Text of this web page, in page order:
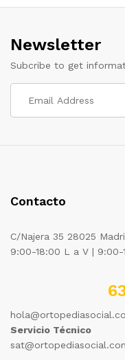
Newsletter
Subcribe to get
Contacto
C/Najera 35 28025
9:00-18:00 L a V | 9:00-
Servicio Técnico